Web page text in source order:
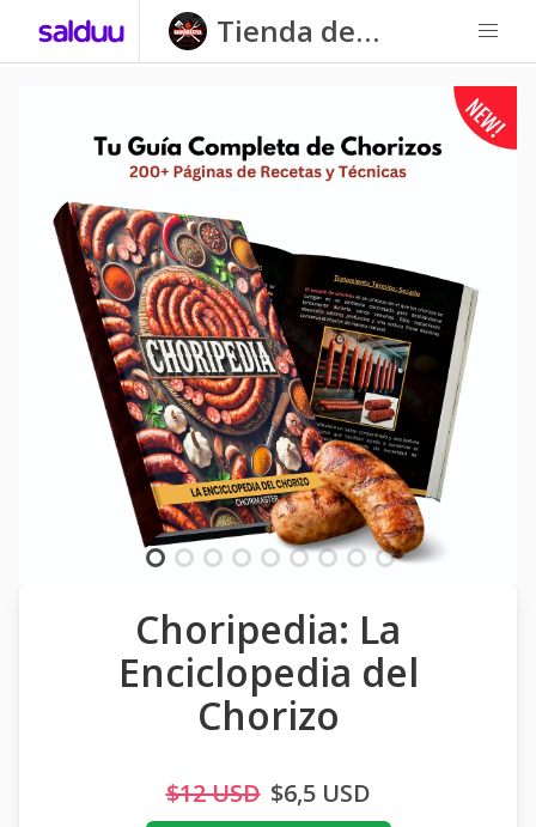
Tienda de
ChoriMaster
Choripedia: La
Enciclopedia del
Chorizo
$12 USD $6,5 USD